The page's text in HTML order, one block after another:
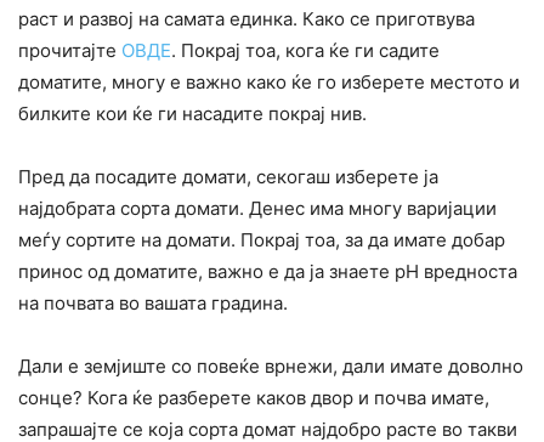
раст и развој на самата единка. Како се приготвува
прочитајте ОВДЕ. Покрај тоа, кога ќе ги садите
доматите, многу е важно како ќе го изберете местото и
билките кои ќе ги насадите покрај нив.
Пред да посадите домати, секогаш изберете ја
најдобрата сорта домати. Денес има многу варијации
меѓу сортите на домати. Покрај тоа, за да имате добар
принос од доматите, важно е да ја знаете pH вредноста
на почвата во вашата градина.
Дали е земјиште со повеќе врнежи, дали имате доволно
сонце? Кога ќе разберете каков двор и почва имате,
запрашајте се која сорта домат најдобро расте во такви